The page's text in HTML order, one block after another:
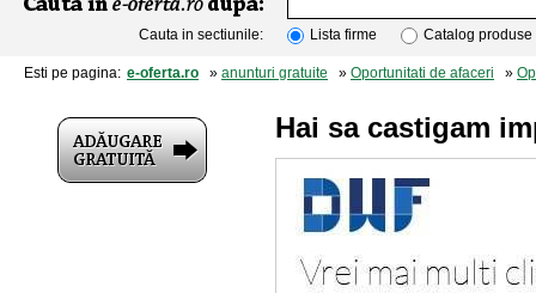
Cauta in sectiunile: Lista firme Catalog produse
Esti pe pagina: e-oferta.ro » anunturi gratuite » Oportunitati de afaceri »
Hai sa castigam